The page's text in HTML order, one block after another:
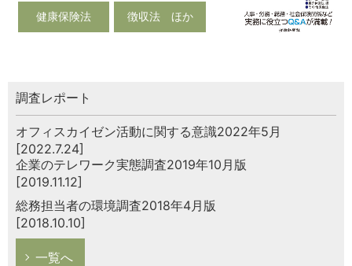
健康保険法 徴収法 ほか
調査レポート
オフィスカイゼン活動に関する意識2022年5月
[2022.7.24]
企業のテレワーク実態調査2019年10月版
[2019.11.12]
総務担当者の環境調査2018年4月版
[2018.10.10]
一覧へ